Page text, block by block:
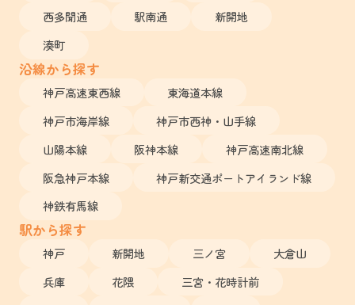
西多聞通
駅南通
新開地
湊町
沿線から探す
神戸高速東西線
東海道本線
神戸市海岸線
神戸市西神・山手線
山陽本線
阪神本線
神戸高速南北線
阪急神戸本線
神戸新交通ポートアイランド線
神鉄有馬線
駅から探す
神戸 新開地 三ノ宮
大倉山
兵庫
花隈
三宮・花時計前